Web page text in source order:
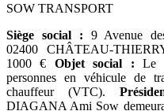
SOW TRANSPORT
Siège social : 9 Avenue
02400 CHÂTEAU-
1000 € Objet social : Le
personnes en véhicule de
chauffeur (VTC).
DIAGANA Ami Sow